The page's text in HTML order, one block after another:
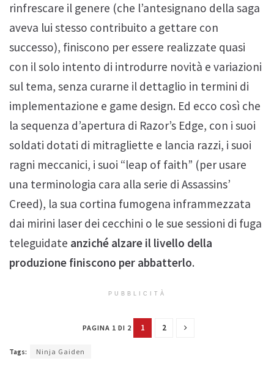
rinfrescare il genere (che l’antesignano della saga
aveva lui stesso contribuito a gettare con
successo), finiscono per essere realizzate quasi
con il solo intento di introdurre novità e variazioni
sul tema, senza curarne il dettaglio in termini di
implementazione e game design. Ed ecco così che
la sequenza d’apertura di Razor’s Edge, con i suoi
soldati dotati di mitragliette e lancia razzi, i suoi
ragni meccanici, i suoi “leap of faith” (per usare
una terminologia cara alla serie di Assassins’
Creed), la sua cortina fumogena inframmezzata
dai mirini laser dei cecchini o le sue sessioni di fuga
teleguidate anziché alzare il livello della
produzione finiscono per abbatterlo.
PUBBLICITÀ
PAGINA 1 DI 2 1 2
Tags: Ninja Gaiden